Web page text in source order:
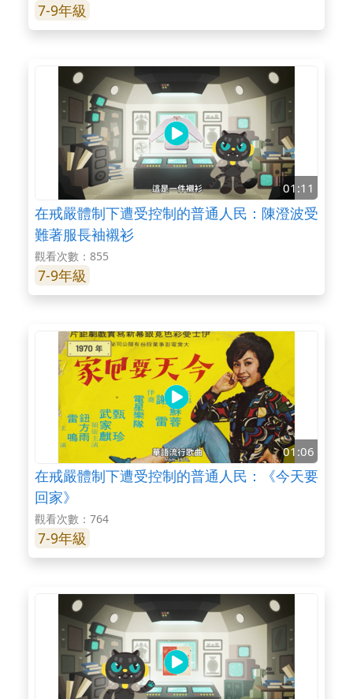
7-9年級
01:11
在戒嚴體制下遭受控制的普通人民：陳澄波受
難著服長袖襯衫
觀看次數：855
7-9年級
01:06
在戒嚴體制下遭受控制的普通人民：《今天要
回家》
觀看次數：764
7-9年級